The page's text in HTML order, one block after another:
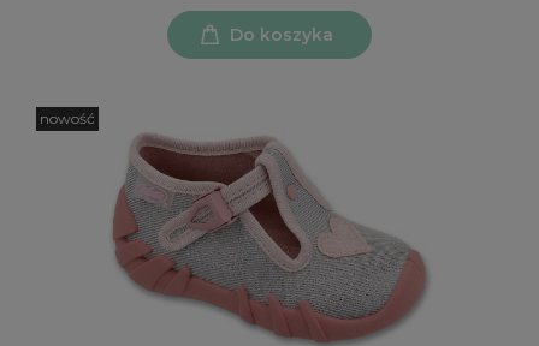
Do koszyka
nowość